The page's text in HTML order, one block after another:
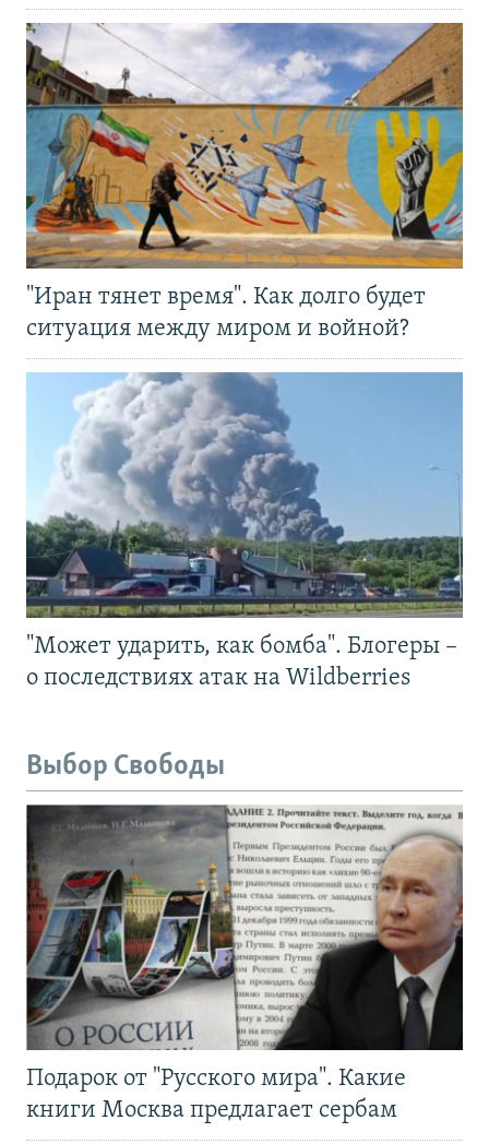
"Иран тянет время". Как долго будет
ситуация между миром и войной?
"Может ударить, как бомба". Блогеры –
о последствиях атак на Wildberries
Выбор Свободы
Подарок от "Русского мира". Какие
книги Москва предлагает сербам